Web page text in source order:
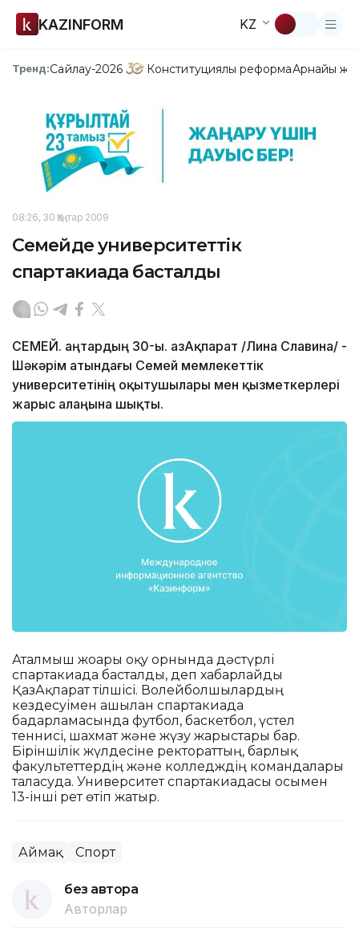
KAZINFORM KZ
Тренд:Сайлау-2026 Конституциялық реформаАрнайы
08:26, 30 Қаңтар 2009
Семейде университеттік
спартакиада басталды
СЕМЕЙ. Қаңтардың 30-ы. ҚазАқпарат /Лина Славина/ -
Шәкәрім атындағы Семей мемлекеттік
университетінің оқытушылары мен қызметкерлері
жарыс алаңына шықты.
Аталмыш жоғары оқу орнында дәстүрлі
спартакиада басталды, деп хабарлайды
ҚазАқпарат тілшісі. Волейболшылардың
кездесуімен ашылған спартакиада
бағдарламасында футбол, баскетбол, үстел
теннисі, шахмат және жүзу жарыстары бар.
Біріншілік жүлдесіне ректораттың, барлық
факультеттердің және колледждің командалары
таласуда. Университет спартакиадасы осымен
13-інші рет өтіп жатыр.
Аймақ Спорт
без автора
Авторлар